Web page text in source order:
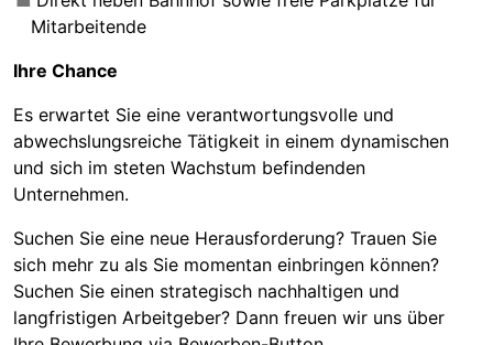
Mitarbeitende
Ihre Chance
Es erwartet Sie eine verantwortungsvolle und
abwechslungsreiche Tätigkeit in einem dynamischen
und sich im steten Wachstum befindenden
Unternehmen.
Suchen Sie eine neue Herausforderung? Trauen Sie
sich mehr zu als Sie momentan einbringen können?
Suchen Sie einen strategisch nachhaltigen und
langfristigen Arbeitgeber? Dann freuen wir uns über